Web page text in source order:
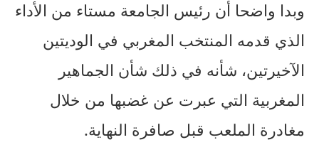
وبدا واضحا أن رئيس الجامعة مستاء من الأداء
الذي قدمه المنتخب المغربي في الوديتين
الآخيرتين، شأنه في ذلك شأن الجماهير
المغربية التي عبرت عن غضبها من خلال
مغادرة الملعب قبل صافرة النهاية.